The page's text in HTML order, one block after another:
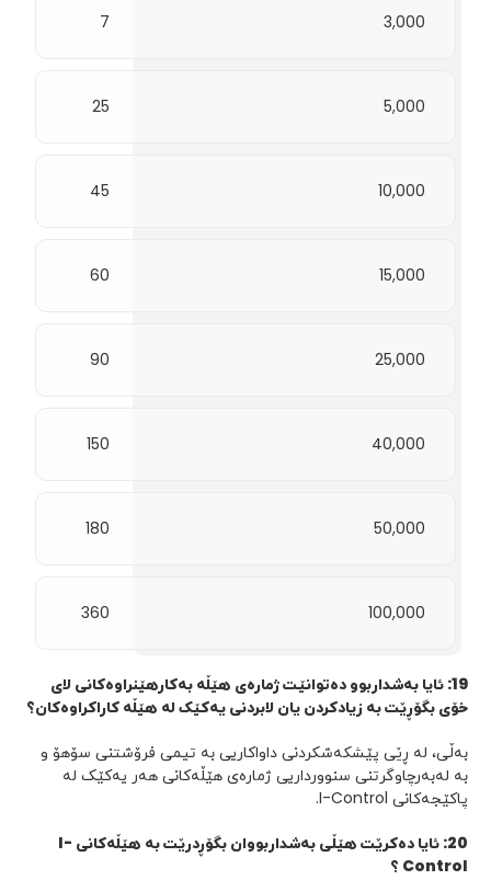
3,000
7
5,000
25
10,000
45
15,000
60
25,000
90
40,000
150
50,000
180
100,000
360
19
: ئایا بەشداربوو دەتوانێت ژمارەی هێڵە بەکارهێنراوەکانی لای
خۆی بگۆڕێت بە زیادکردن یان لابردنی یەکێک لە هێڵە کاراکراوەکان؟
بەڵی، لە ڕێی پێشکەشکردنی داواکاریی بە تیمی فرۆشتنی سۆهۆ و
بە لەبەرچاوگرتنی سنوورداریی ژمارەی هێڵەکانی هەر یەکێک لە
پاکێجەکانی I-Control.
20
: ئایا دەکرێت هێڵی بەشداربووان بگۆڕدرێت بە هێڵەکانی I-
Control ؟